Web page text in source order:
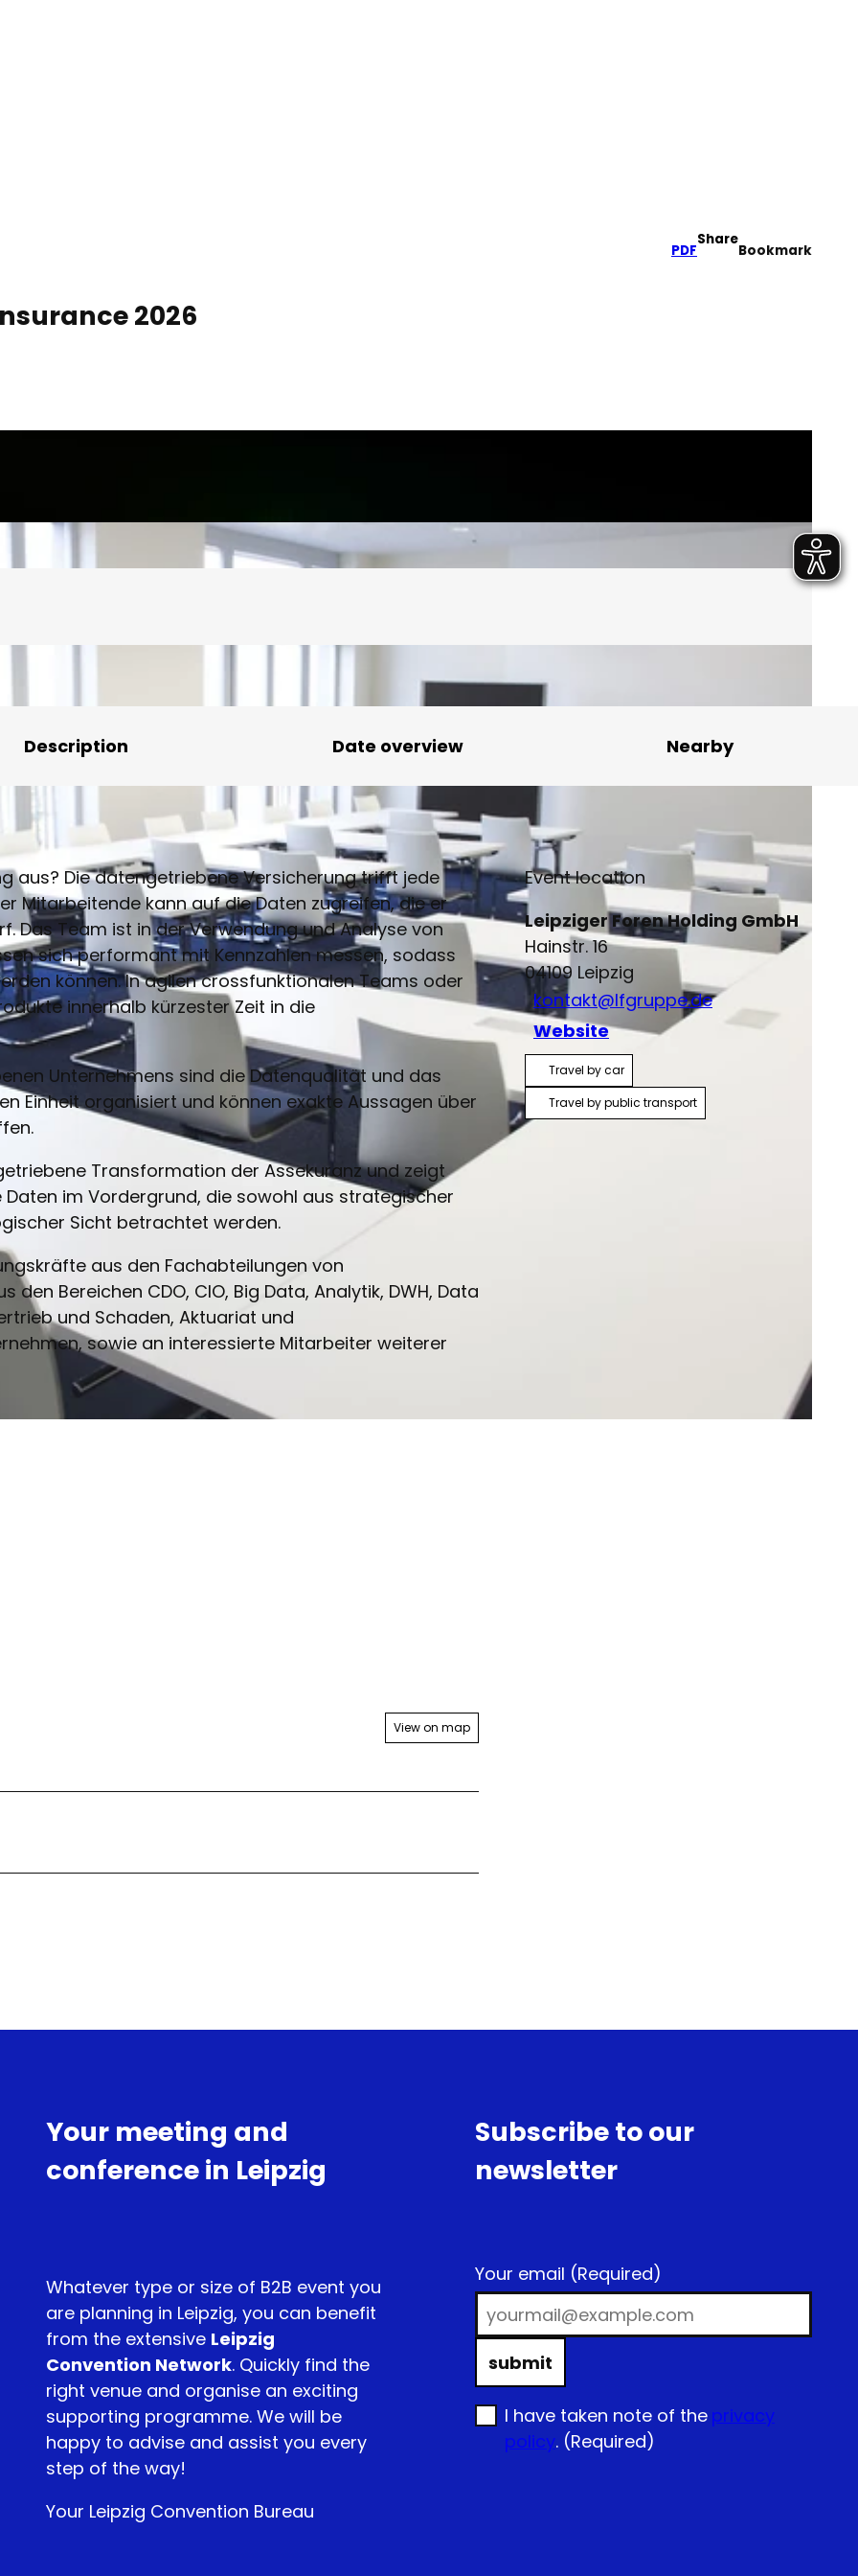
PDF
Share
Bookmark
2026
Description Date overview Nearby
aus? Die datengetriebene Versicherung trifft jede
Mitarbeitende kann auf die Daten zugreifen, die er
Das Team ist in der Verwendung und Analyse von
sich performant mit Kennzahlen messen, sodass
können. In agilen crossfunktionalen Teams oder
innerhalb kürzester Zeit in die
Unternehmens sind die Datenqualität und das
Einheit organisiert und können exakte Aussagen über
Transformation der Assekuranz und zeigt
im Vordergrund, die sowohl aus strategischer
Sicht betrachtet werden.
aus den Fachabteilungen von
den Bereichen CDO, CIO, Big Data, Analytik, DWH, Data
und Schaden, Aktuariat und
sowie an interessierte Mitarbeiter weiterer
View on map
Event location
Leipziger Foren Holding GmbH
Hainstr. 16
04109 Leipzig
kontakt@lfgruppe.de
Website
Travel by car
Travel by public transport
Your meeting and
conference in Leipzig
Whatever type or size of B2B event you
are planning in Leipzig, you can benefit
from the extensive Leipzig
Convention Network. Quickly find the
right venue and organise an exciting
supporting programme. We will be
happy to advise and assist you every
step of the way!
Your Leipzig Convention Bureau
Subscribe to our
newsletter
Your email (Required)
submit
I have taken note of the privacy
policy. (Required)